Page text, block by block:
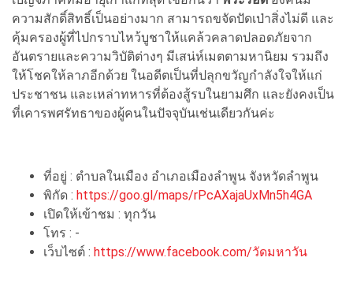
ความสักดิ์สิทธิ์เป็นอย่างมาก สามารถขจัดปัดเป่าสิ่งไม่ดี และ
คุ้มครองผู้ที่ไปกราบไหว้บูชาให้แคล้วคลาดปลอดภัยจาก
อันตรายและความวิบัติต่างๆ มีเสน่ห์เมตตามหานิยม รวมถึง
ให้โชคให้ลาภอีกด้วย ในอดีตเป็นที่ปลุกขวัญกำลังใจให้แก่
ประชาชน และเหล่าทหารที่ต้องสู้รบในยามศึก และยังคงเป็น
ที่เคารพศรัทธาของผู้คนในปัจจุบันเช่นเดียวกันค่ะ
ที่อยู่ : ตำบลในเมือง อำเภอเมืองลำพูน จังหวัดลำพูน
พิกัด : https://goo.gl/maps/rPcAXajaUxMn5h4GA
เปิดให้เข้าชม : ทุกวัน
โทร : -
เว็บไซต์ : https://www.facebook.com/วัดมหาวัน